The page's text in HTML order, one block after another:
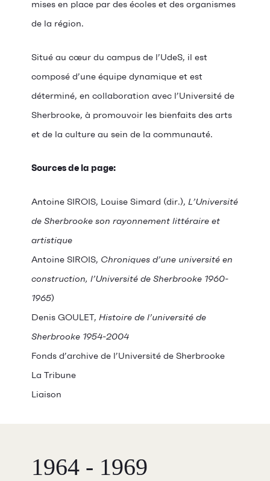
mises en place par des écoles et des organismes
de la région.
Situé au cœur du campus de l’UdeS, il est
composé d’une équipe dynamique et est
déterminé, en collaboration avec l’Université de
Sherbrooke, à promouvoir les bienfaits des arts
et de la culture au sein de la communauté.
Sources de la page:
Antoine SIROIS, Louise Simard (dir.), L’Université
de Sherbrooke son rayonnement littéraire et
artistique
Antoine SIROIS, Chroniques d’une université en
construction, l’Université de Sherbrooke 1960-
1965)
Denis GOULET, Histoire de l’université de
Sherbrooke 1954-2004
Fonds d’archive de l’Université de Sherbrooke
La Tribune
Liaison
1964 - 1969